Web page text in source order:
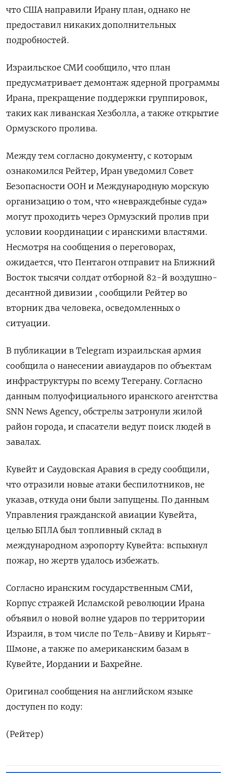
что США направили Ирану план, однако не
предоставил ​никаких дополнительных
подробностей.
Израильское СМИ сообщило, что план
предусматривает демонтаж ядерной программы
Ирана, прекращение поддержки ‌группировок,
таких как ливанская Хезболла, а также открытие
Ормузского пролива.
Между тем согласно документу, с которым
ознакомился Рейтер, Иран уведомил Совет
Безопасности ООН и Международную морскую
организацию ​о том, что «невраждебные суда» ​
могут проходить через Ормузский ‌пролив при
условии координации с иранскими властями.
Несмотря на сообщения о переговорах,
ожидается, что ​Пентагон отправит на Ближний
Восток тысячи солдат отборной 82-й воздушно-
десантной дивизии , сообщили Рейтер во
вторник два человека, осведомленных о
ситуации.
В публикации в Telegram израильская армия
сообщила о нанесении авиаударов по объектам
инфраструктуры по всему Тегерану. Согласно
данным полуофициального иранского агентства
SNN News Agency, обстрелы затронули жилой
район города, и спасатели ведут поиск людей в
завалах.
Кувейт и Саудовская Аравия в среду сообщили,
что ​отразили новые атаки беспилотников, не
⁠указав, откуда они были запущены. По данным
Управления гражданской авиации Кувейта,
целью БПЛА был топливный склад в
международном аэропорту ‌Кувейта: вспыхнул
пожар, но жертв удалось избежать.
Согласно иранским государственным СМИ,
Корпус стражей Исламской революции ‌Ирана
объявил о новой волне ударов по территории
Израиля, в том числе по Тель-Авиву ​и Кирьят-
Шмоне, а также по американским базам в
Кувейте, Иордании и ‌Бахрейне.
Оригинал сообщения на английском языке
доступен по коду:
(Рейтер)